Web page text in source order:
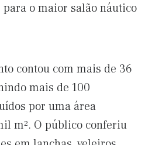
o maior salão náutico
contou com mais de 36
mais de 100
por uma área
m². O público conferiu